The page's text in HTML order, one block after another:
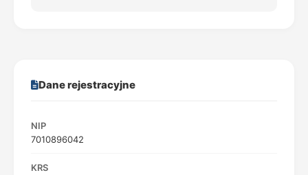
Dane rejestracyjne
NIP
7010896042
KRS